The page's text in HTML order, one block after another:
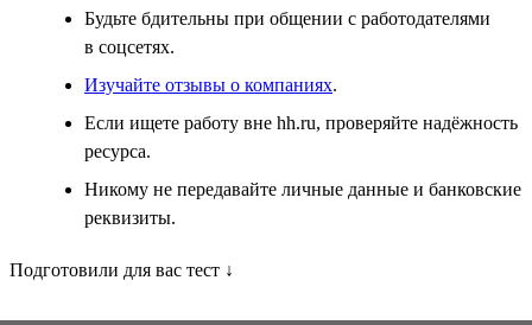
Будьте бдительны при общении с работодателями
в соцсетях.
Изучайте отзывы о компаниях.
Если ищете работу вне hh.ru, проверяйте надёжность
ресурса.
Никому не передавайте личные данные и банковские
реквизиты.
Подготовили для вас тест ↓